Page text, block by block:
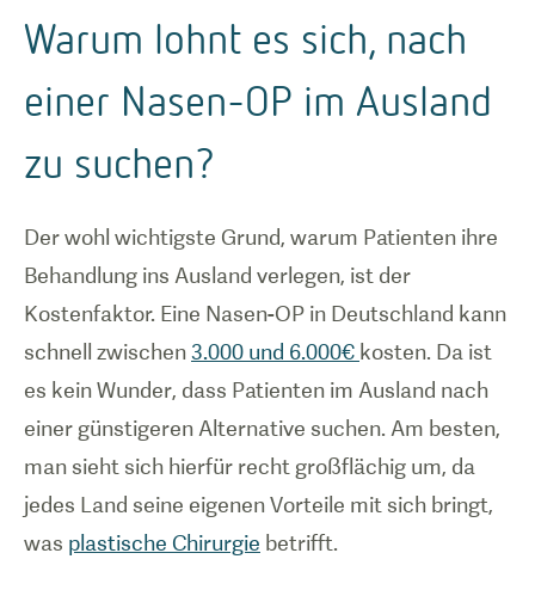
Warum lohnt es sich, nach
einer Nasen-OP im Ausland
zu suchen?
Der wohl wichtigste Grund, warum Patienten ihre
Behandlung ins Ausland verlegen, ist der
Kostenfaktor. Eine Nasen-OP in Deutschland kann
schnell zwischen3.000 und 6.000€ kosten. Da ist
es kein Wunder, dass Patienten im Ausland nach
einer günstigeren Alternative suchen. Am besten,
man sieht sich hierfür recht großflächig um, da
jedes Land seine eigenen Vorteile mit sich bringt,
was plastische Chirurgie betrifft.